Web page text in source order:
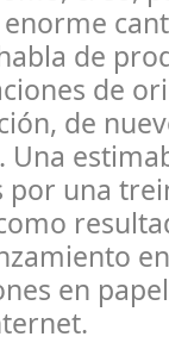
de
de
de
por una
en